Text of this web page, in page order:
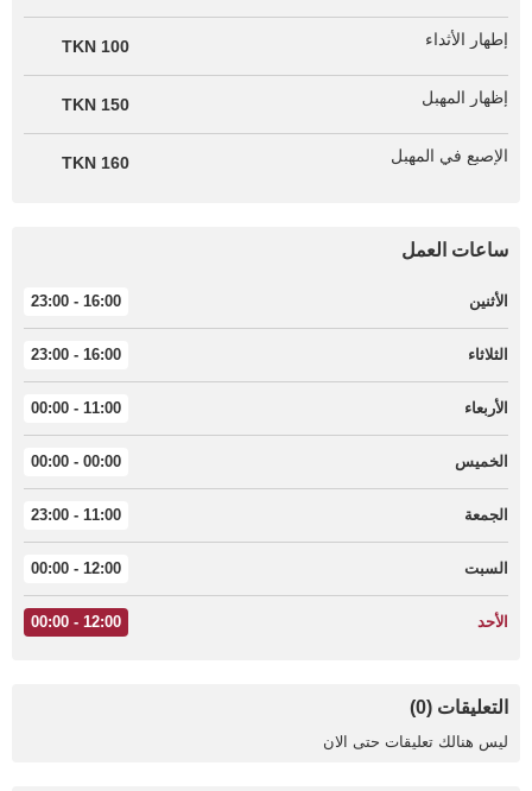
إطهار الأثداء 100 TKN
إظهار المهبل 150 TKN
الإصبع في المهبل 160 TKN
ساعات العمل
الأثنين 16:00 - 23:00
الثلاثاء 16:00 - 23:00
الأربعاء 11:00 - 00:00
الخميس 00:00 - 00:00
الجمعة 11:00 - 23:00
السبت 12:00 - 00:00
الأحد 12:00 - 00:00
التعليقات (0)
ليس هنالك تعليقات حتى الان